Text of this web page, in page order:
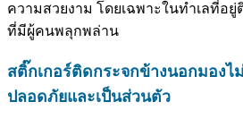
ความสวยงาม โดยเฉพาะในทำเลที่อ
ที่มีผู้คนพลุกพล่าน
สติ๊กเกอร์ติดกระจกข้างนอกมองไ
ปลอดภัยและเป็นส่วนตัว